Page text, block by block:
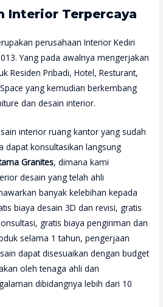
Interior Terpercaya
perusahaan Interior Kediri
Yang pada awalnya mengerjakan
Residen Pribadi, Hotel, Resturant,
yang kemudian berkembang
dan desain interior.
interior ruang kantor yang sudah
dapat konsultasikan langsung
Granites, dimana kami
desain yang telah ahli
banyak kelebihan kepada
biaya desain 3D dan revisi, gratis
gratis biaya pengiriman dan
selama 1 tahun, pengerjaan
dapat disesuaikan dengan budget
oleh tenaga ahli dan
dibidangnya lebih dari 10